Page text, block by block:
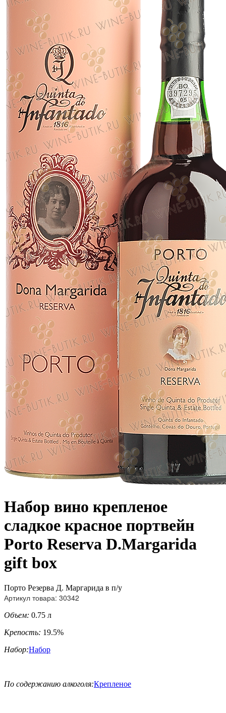
Набор вино крепленое
сладкое красное портвейн
Porto Reserva D.Margarida
gift box
Порто Резерва Д. Маргарида в п/у
Артикул товара: 30342
Объем: 0.75 л
Крепость: 19.5%
Набор:Набор
По содержанию алкоголя:Крепленое